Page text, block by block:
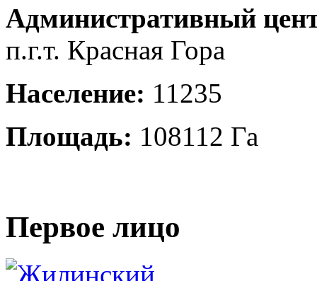
Административный
п.г.т. Красная Гора
Население: 11235
Площадь: 108112 Га
Первое лицо